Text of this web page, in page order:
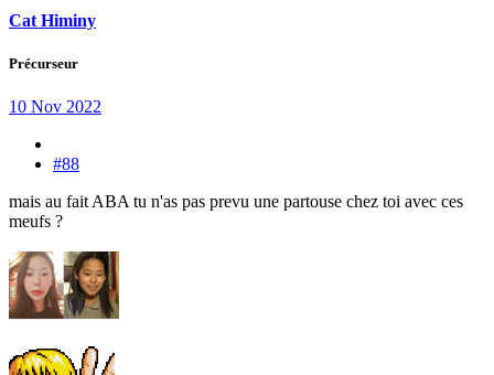
Cat Himiny
Précurseur
10 Nov 2022
#88
mais au fait ABA tu n'as pas prevu une partouse chez toi avec ces
meufs ?